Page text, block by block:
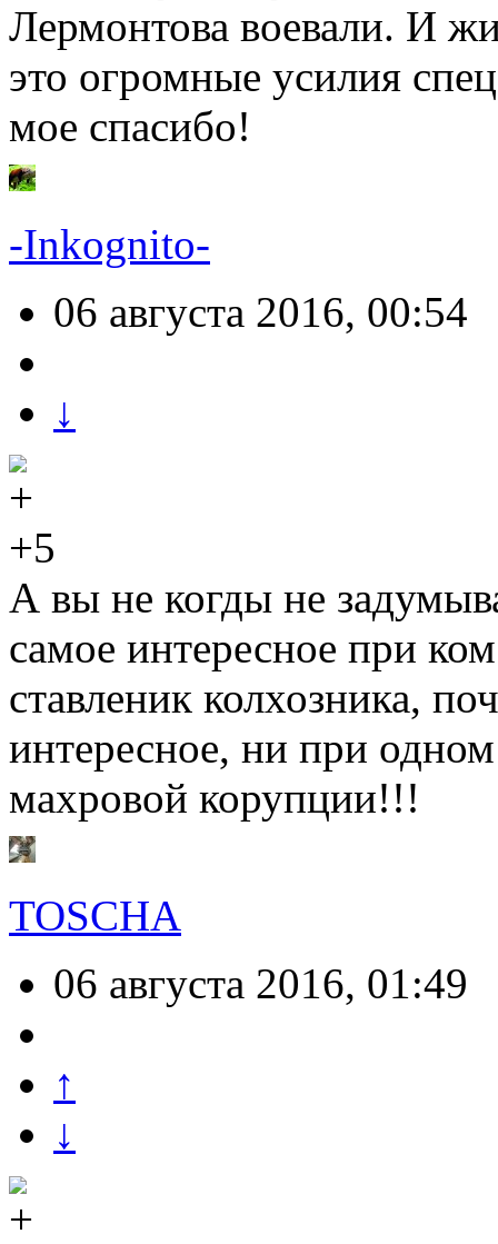
Лермонтова воевали. И
это огромные усилия
мое спасибо!
-Inkognito-
06 августа 2016, 00:54
↓
+5
А вы не когды не
самое интересное при
ставленик колхозника,
интересное, ни при
махровой корупции!!!
TOSCHA
06 августа 2016, 01:49
↑
↓